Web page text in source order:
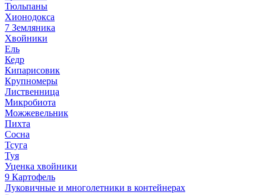
Тюльпаны
Хионодокса
7 Земляника
Хвойники
Ель
Кедр
Кипарисовик
Крупномеры
Лиственница
Микробиота
Можжевельник
Пихта
Сосна
Тсуга
Туя
Уценка хвойники
9 Картофель
Луковичные и многолетники в контейнерах